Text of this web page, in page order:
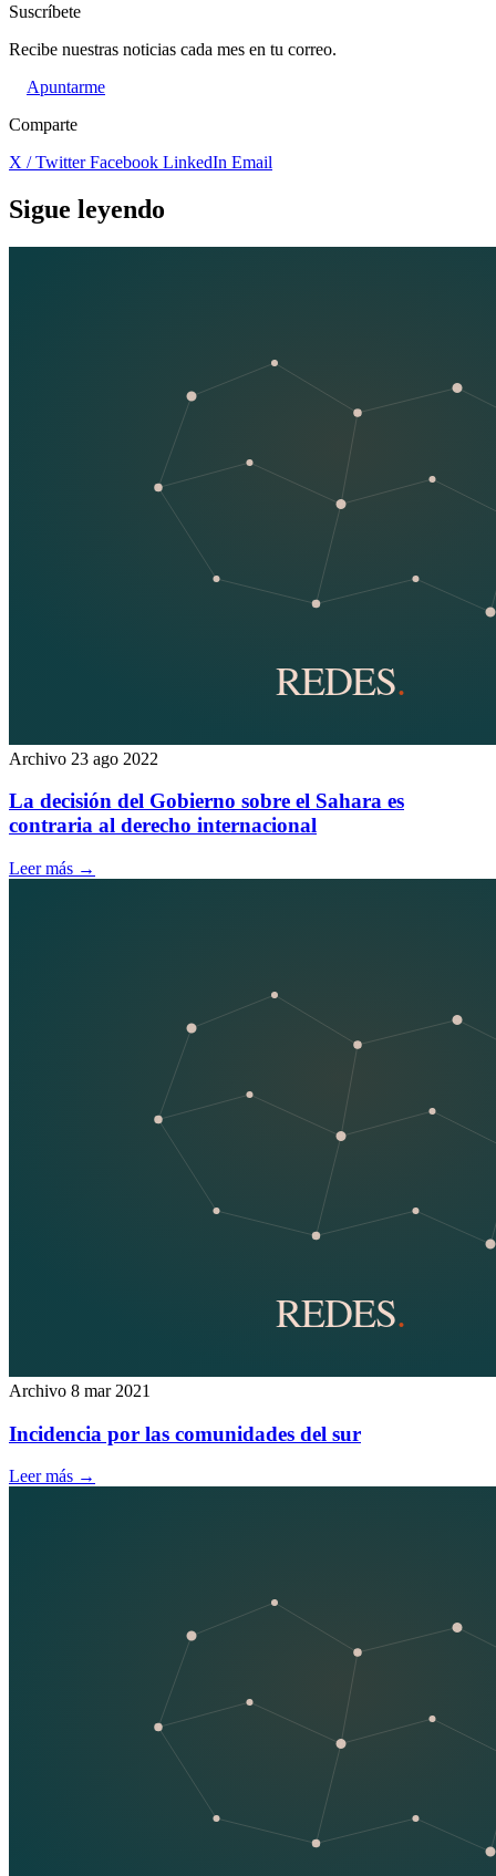
Suscríbete
Recibe nuestras noticias cada mes en tu correo.
Apuntarme
Comparte
X / TwitterFacebook LinkedIn Email
Sigue leyendo
Archivo 23 ago 2022
La decisión del Gobierno sobre el Sahara es
contraria al derecho internacional
Leer más →
Archivo 8 mar 2021
Incidencia por las comunidades del sur
Leer más →